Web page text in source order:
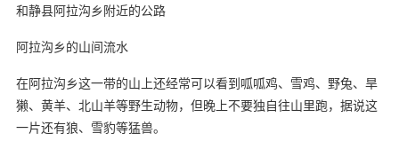
和静县阿拉沟乡附近的公路
阿拉沟乡的山间流水
在阿拉沟乡这一带的山上还经常可以看到呱呱鸡、雪鸡、野兔、旱
獭、黄羊、北山羊等野生动物，但晚上不要独自往山里跑，据说这
一片还有狼、雪豹等猛兽。